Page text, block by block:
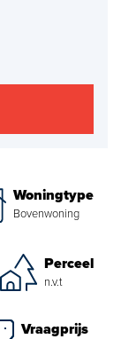
Woningtype
Bovenwoning
Perceel
n.v.t
Vraagprijs